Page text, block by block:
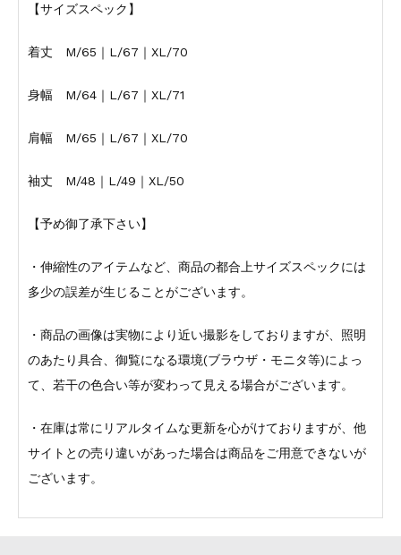
【サイズスペック】
着丈 M/65｜L/67｜XL/70
身幅 M/64｜L/67｜XL/71
肩幅 M/65｜L/67｜XL/70
袖丈 M/48｜L/49｜XL/50
【予め御了承下さい】
・伸縮性のアイテムなど、商品の都合上サイズスペックには
多少の誤差が生じることがございます。
・商品の画像は実物により近い撮影をしておりますが、照明
のあたり具合、御覧になる環境(ブラウザ・モニタ等)によっ
て、若干の色合い等が変わって見える場合がございます。
・在庫は常にリアルタイムな更新を心がけておりますが、他
サイトとの売り違いがあった場合は商品をご用意できないが
ございます。